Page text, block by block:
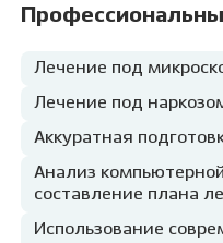
Лечение под
Лечение под
Аккуратная
Анализ
составление плана
Использование